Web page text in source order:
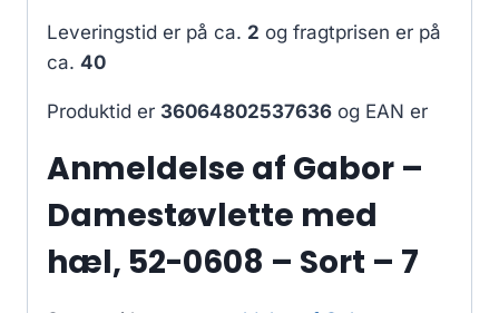
Leveringstid er på ca. 2 og fragtprisen er på
ca. 40
Produktid er 36064802537636 og EAN er
Anmeldelse af Gabor –
Damestøvlette med
hæl, 52-0608 – Sort – 7